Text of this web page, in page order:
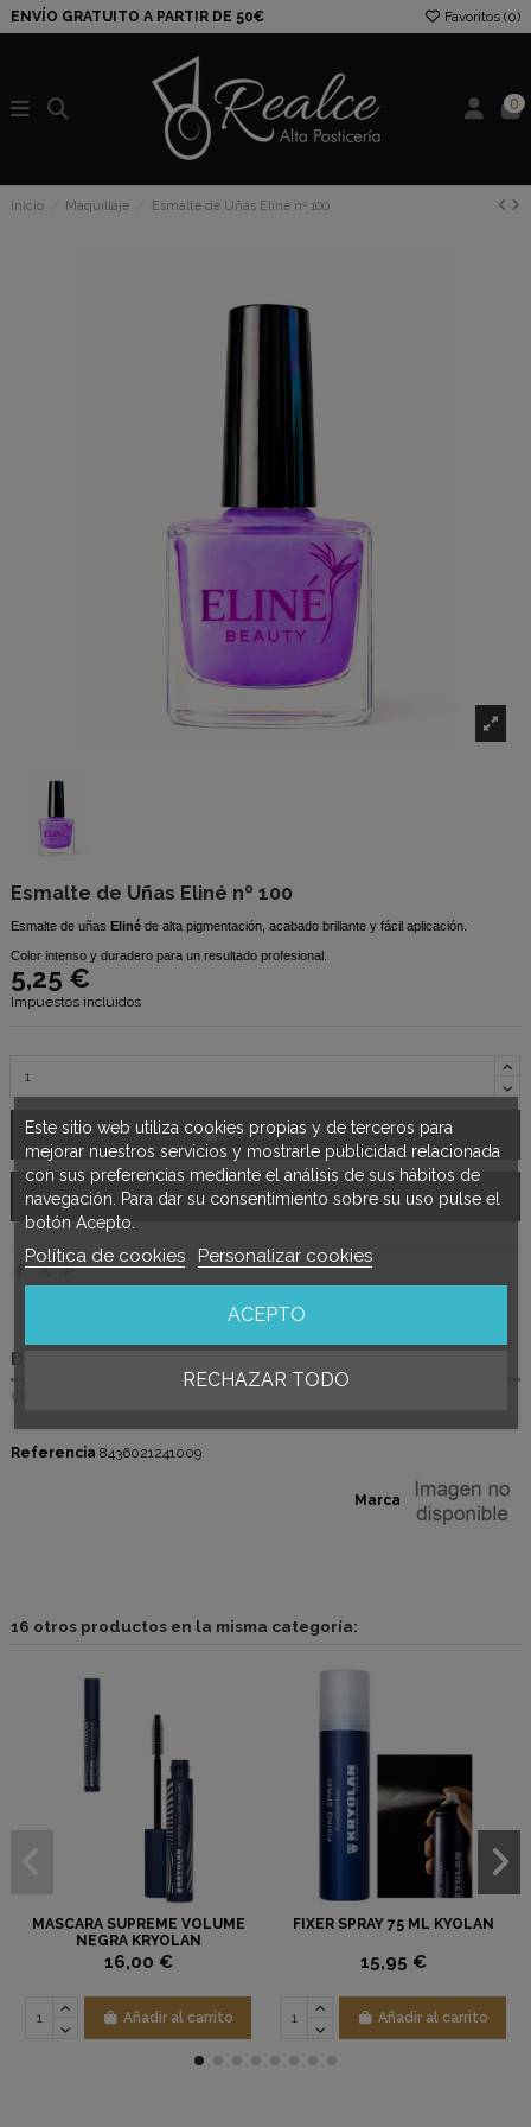
ENVÍO GRATUITO A PARTIR DE 50€ Favoritos (0)
0
Inicio Maquillaje Esmalte de Uñas Eliné nº 100
Esmalte de Uñas Eliné nº 100
Esmalte de uñas Eliné de alta pigmentación, acabado brillante y fácil aplicación.
Color intenso y duradero para un resultado profesional.
5,25 €
Impuestos incluidos
Añadir al carrito
Detalles del producto
Opiniones
Marca
Referencia 8436021241009
16 otros productos en la misma categoría:
MASCARA SUPREME VOLUME
NEGRA KRYOLAN
16,00 €
Añadir al carrito
FIXER SPRAY 75 ML KYOLAN
15,95 €
Añadir al carrito
Este sitio web utiliza cookies propias y de terceros para
mejorar nuestros servicios y mostrarle publicidad relacionada
con sus preferencias mediante el análisis de sus hábitos de
navegación. Para dar su consentimiento sobre su uso pulse el
botón Acepto.
Política de cookies Personalizar cookies
RECHAZAR TODO
ACEPTO